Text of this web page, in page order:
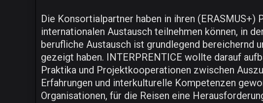
Die Konsortialpartner haben in ihren
internationalen Austausch teilnehmen können, in
berufliche Austausch ist grundlegend bereichernd
gezeigt haben. INTERPRENTICE wollte darauf
Praktika und Projektkooperationen zwischen
Erfahrungen und interkulturelle Kompetenzen
Organisationen, für die Reisen eine